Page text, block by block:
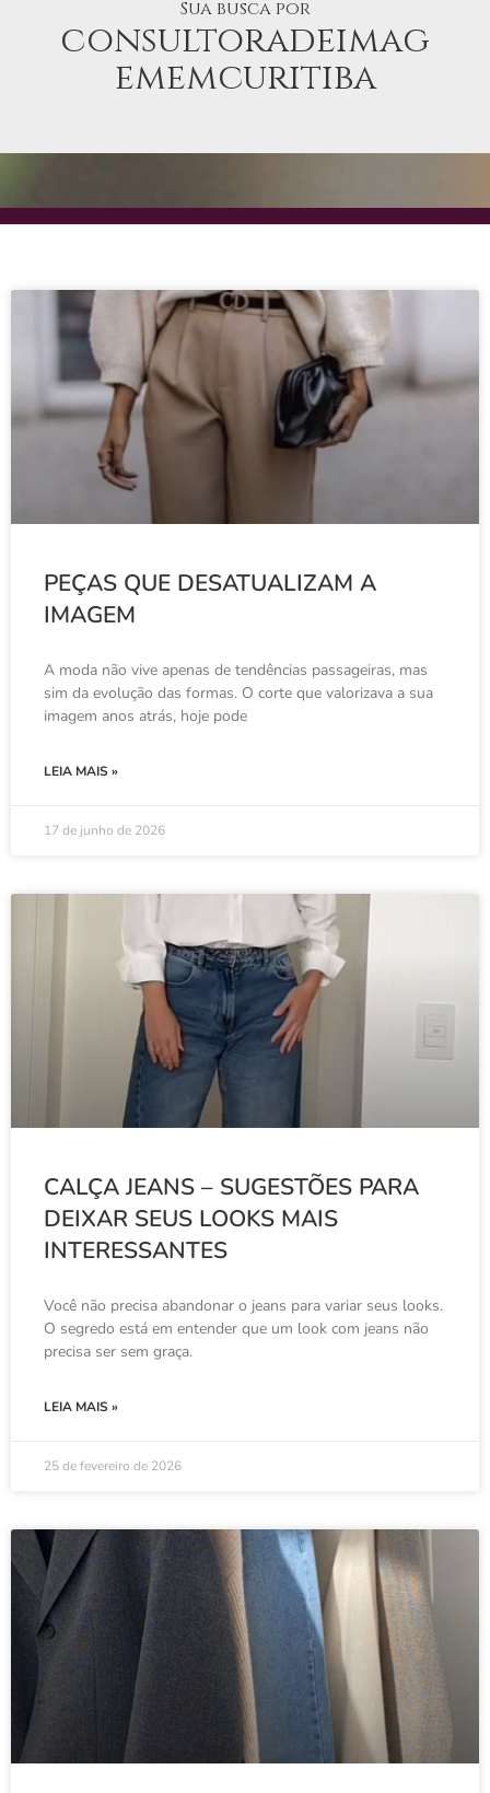
Sua busca por
consultoradeimag
ememcuritiba
PEÇAS QUE DESATUALIZAM A
IMAGEM
A moda não vive apenas de tendências passageiras, mas
sim da evolução das formas. O corte que valorizava a sua
imagem anos atrás, hoje pode
LEIA MAIS »
17 de junho de 2026
CALÇA JEANS – SUGESTÕES PARA
DEIXAR SEUS LOOKS MAIS
INTERESSANTES
Você não precisa abandonar o jeans para variar seus looks.
O segredo está em entender que um look com jeans não
precisa ser sem graça.
LEIA MAIS »
25 de fevereiro de 2026